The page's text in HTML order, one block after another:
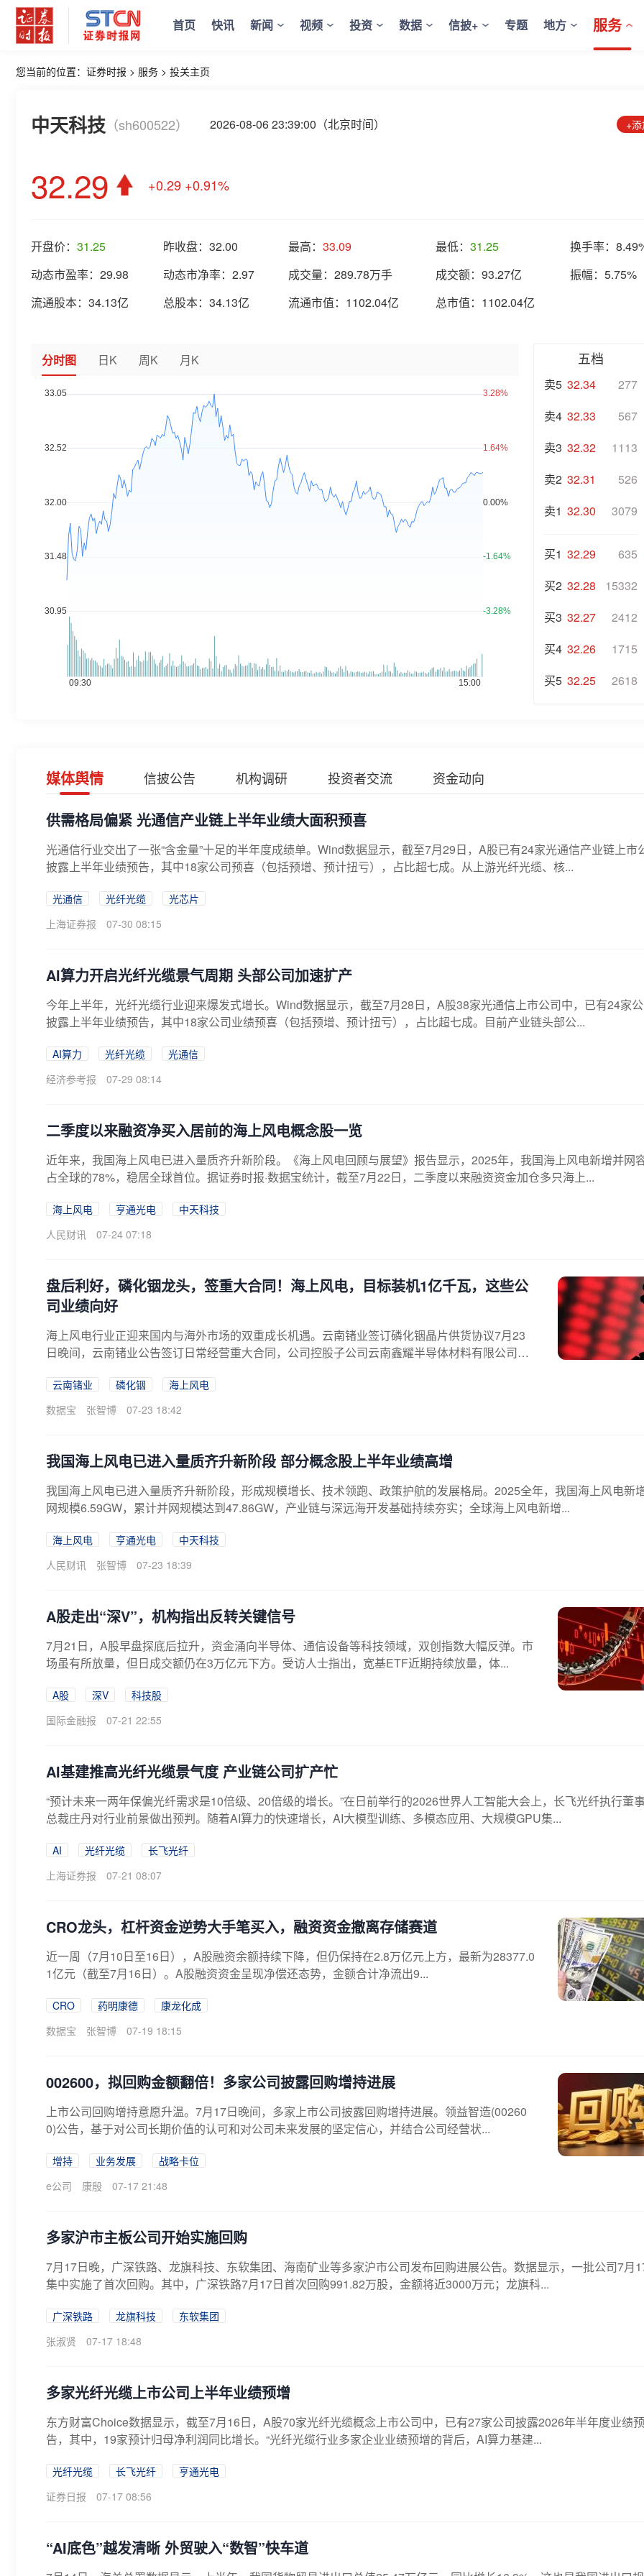
首页 快讯 新闻 视频 投资 数据 信披+ 专题 地方 服务
您当前的位置： 证券时报 > 服务 > 投关主页
中天科技 （sh600522） 2026-08-06 23:39:00（北京时间） +
32.29 +0.29 +0.91%
开盘价： 31.25 昨收盘： 32.00 最高： 33.09 最低： 31.25 换手率：
动态市盈率： 29.98 动态市净率： 2.97 成交量： 289.78万手 成交额： 93.27亿 振幅： 5.75%
流通股本： 34.13亿 总股本： 34.13亿 流通市值： 1102.04亿 总市值： 1102.04亿
分时图 日K 周K 月K 五档
卖5 32.34
277
卖4 32.33
567
卖3 32.32
1113
卖2 32.31
526
卖1 32.30 3079
买1 32.29
635
买2 32.28
15332
买3 32.27
2412
买4 32.26
1715
买5 32.25 2618
媒体舆情 信披公告 机构调研 投资者交流 资金动向
供需格局偏紧 光通信产业链上半年业绩大面积预喜
光通信行业交出了一张“含金量”十足的半年度成绩单。Wind数据显示，截至7月29日，A股已有24家光通信产业链上市
披露上半年业绩预告，其中18家公司预喜（包括预增、预计扭亏），占比超七成。从上游光纤光缆、核...
光通信 光纤光缆
光芯片
上海证券报
07-30 08:15
AI算力开启光纤光缆景气周期 头部公司加速扩产
今年上半年，光纤光缆行业迎来爆发式增长。Wind数据显示，截至7月28日，A股38家光通信上市公司中，已有24家
披露上半年业绩预告，其中18家公司业绩预喜（包括预增、预计扭亏），占比超七成。目前产业链头部公...
AI算力 光纤光缆
光通信
经济参考报
07-29 08:14
二季度以来融资净买入居前的海上风电概念股一览
近年来，我国海上风电已进入量质齐升新阶段。《海上风电回顾与展望》报告显示，2025年，我国海上风电新增并网
占全球的78%，稳居全球首位。据证券时报·数据宝统计，截至7月22日，二季度以来融资资金加仓多只海上...
海上风电 亨通光电
中天科技
人民财讯
07-24 07:18
盘后利好，磷化铟龙头，签重大合同！海上风电，目标装机1亿千瓦，这些公
司业绩向好
海上风电行业正迎来国内与海外市场的双重成长机遇。云南锗业签订磷化铟晶片供货协议7月23
日晚间，云南锗业公告签订日常经营重大合同，公司控股子公司云南鑫耀半导体材料有限公司
云南锗业 磷化铟
海上风电
数据宝
张智博 07-23 18:42
我国海上风电已进入量质齐升新阶段 部分概念股上半年业绩高增
我国海上风电已进入量质齐升新阶段，形成规模增长、技术领跑、政策护航的发展格局。2025全年，我国海上风电新
网规模6.59GW，累计并网规模达到47.86GW，产业链与深远海开发基础持续夯实；全球海上风电新增...
海上风电 亨通光电
中天科技
人民财讯
张智博 07-23 18:39
A股走出“深V”，机构指出反转关键信号
7月21日，A股早盘探底后拉升，资金涌向半导体、通信设备等科技领域，双创指数大幅反弹。市
场虽有所放量，但日成交额仍在3万亿元下方。受访人士指出，宽基ETF近期持续放量，体...
A股 深V
科技股
国际金融报
07-21 22:55
AI基建推高光纤光缆景气度 产业链公司扩产忙
“预计未来一两年保偏光纤需求是10倍级、20倍级的增长。”在日前举行的2026世界人工智能大会上，长飞光纤执行董
总裁庄丹对行业前景做出预判。随着AI算力的快速增长，AI大模型训练、多模态应用、大规模GPU集...
AI 光纤光缆
长飞光纤
上海证券报
07-21 08:07
CRO龙头，杠杆资金逆势大手笔买入，融资资金撤离存储赛道
近一周（7月10日至16日），A股融资余额持续下降，但仍保持在2.8万亿元上方，最新为28377.0
1亿元（截至7月16日）。A股融资资金呈现净偿还态势，金额合计净流出9...
CRO 药明康德
康龙化成
数据宝
张智博 07-19 18:15
002600，拟回购金额翻倍！多家公司披露回购增持进展
上市公司回购增持意愿升温。7月17日晚间，多家上市公司披露回购增持进展。领益智造(00260
0)公告，基于对公司长期价值的认可和对公司未来发展的坚定信心，并结合公司经营状...
增持 业务发展
战略卡位
e公司
康殷 07-17 21:48
多家沪市主板公司开始实施回购
7月17日晚，广深铁路、龙旗科技、东软集团、海南矿业等多家沪市公司发布回购进展公告。数据显示，一批公司7月
集中实施了首次回购。其中，广深铁路7月17日首次回购991.82万股，金额将近3000万元；龙旗科...
广深铁路 龙旗科技
东软集团
张淑贤
07-17 18:48
多家光纤光缆上市公司上半年业绩预增
东方财富Choice数据显示，截至7月16日，A股70家光纤光缆概念上市公司中，已有27家公司披露2026年半年度业绩预
告，其中，19家预计归母净利润同比增长。“光纤光缆行业多家企业业绩预增的背后，AI算力基建...
光纤光缆 长飞光纤
亨通光电
证券日报
07-17 08:56
“AI底色”越发清晰 外贸驶入“数智”快车道